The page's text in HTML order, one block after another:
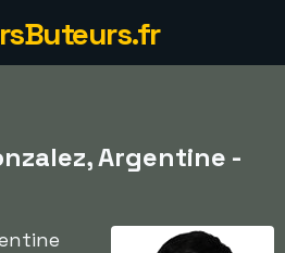
Argentine -